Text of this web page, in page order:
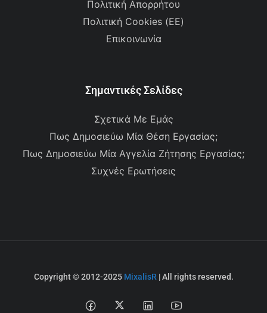
Πολιτική Απορρήτου
Πολιτική Cookies (ΕΕ)
Επικοινωνία
Σημαντικές Σελίδες
Σχετικά Με Εμάς
Πως Δημοσιεύω Μία Θέση Εργασίας;
Πως Δημοσιεύω Μία Αγγελία Ζήτησης Εργασίας;
Συχνές Ερωτήσεις
Copyright © 2012-2025 MixalisR | All rights reserved.